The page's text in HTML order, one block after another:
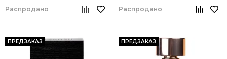
Распродано Распродано
ПРЕДЗАКАЗ ПРЕДЗАКАЗ